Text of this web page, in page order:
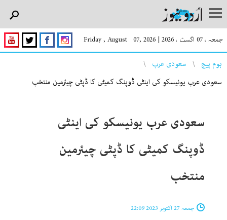
جمعہ ، 07 اگست ، 2026 |
Friday , August 07, 2026
You are here
ہوم پیچ
سعودی عرب
سعودی عرب یونیسکو کی اینٹی ڈوپنگ کمیٹی کا ڈپٹی چیئرمین منتخب
سعودی عرب یونیسکو کی اینٹی
ڈوپنگ کمیٹی کا ڈپٹی چیئرمین
منتخب
جمعہ 27 اکتوبر 2023 22:09